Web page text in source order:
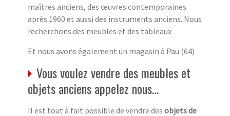
maîtres anciens, des œuvres contemporaines
après 1960 et aussi des instruments anciens. Nous
recherchons des meubles et des tableaux
Et nous avons également un magasin à Pau (64)
Vous voulez vendre des meubles et
objets anciens appelez nous…
Il est tout à fait possible de vendre des objets de